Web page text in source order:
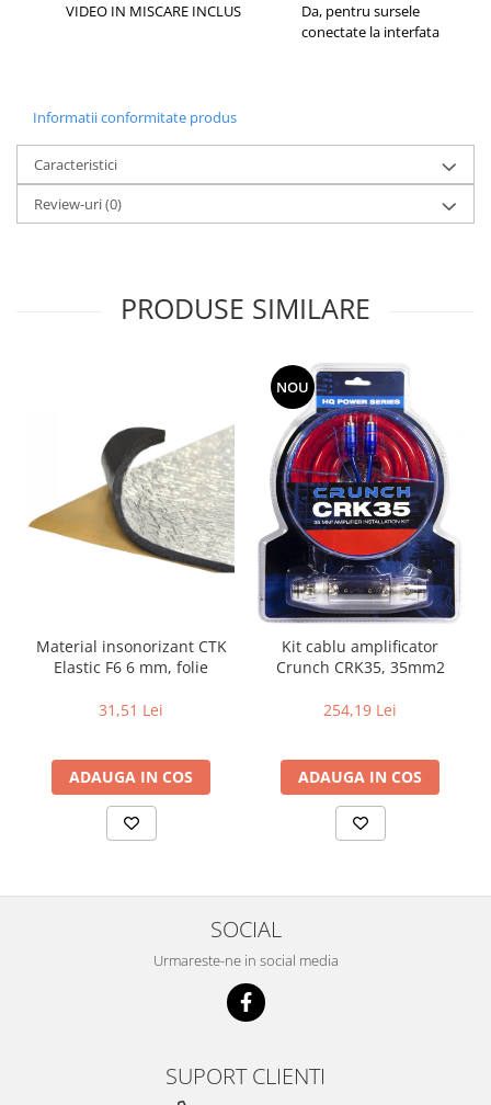
VIDEO IN MISCARE INCLUS
Da, pentru sursele
conectate la interfata
Informatii conformitate produs
Caracteristici
Review-uri(0)
PRODUSE SIMILARE
Material insonorizant CTK
Elastic F6 6 mm, folie
31,51 Lei
ADAUGA IN COS
NOU
Kit cablu amplificator
Crunch CRK35, 35mm2
254,19 Lei
ADAUGA IN COS
SOCIAL
Urmareste-ne in social media
SUPORT CLIENTI